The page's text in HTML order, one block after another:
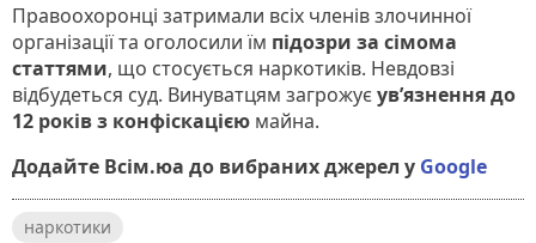
Правоохоронці затримали всіх членів злочинної
організації та оголосили їм підозри за сімома
статтями, що стосується наркотиків. Невдовзі
відбудеться суд. Винуватцям загрожуєув’язнення до
12 років з конфіскацією майна.
Додайте Всім.юа до вибраних джерел у Google
наркотики